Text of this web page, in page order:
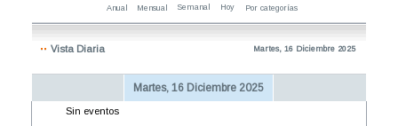
Anual Mensual Semanal Hoy Por categorías
Vista Diaria Martes, 16 Diciembre 2025
Martes, 16 Diciembre 2025
Sin eventos